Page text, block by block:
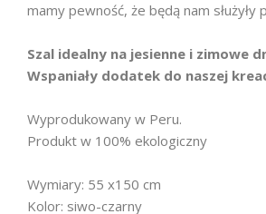
mamy pewność, że będą nam służyły
Szal idealny na jesienne i zimowe
Wspaniały dodatek do naszej
Wyprodukowany w Peru.
Produkt w 100% ekologiczny
Wymiary: 55 x150 cm
Kolor: siwo-czarny